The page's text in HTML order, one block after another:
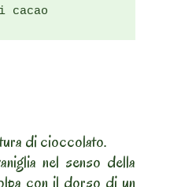
cacao
di cioccolato.
nel senso della
con il dorso di un